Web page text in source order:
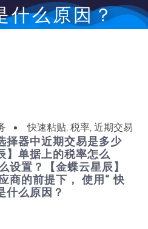
么原因？
快速粘贴, 税率, 近期交易
择器中近期交易是多少
】单据上的税率怎么
设置？【金蝶云星辰】
商的前提下， 使用“ 快
什么原因？